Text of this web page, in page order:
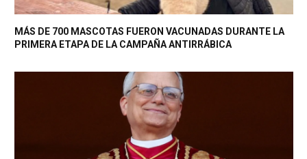
MÁS DE 700 MASCOTAS FUERON VACUNADAS DURANTE LA
PRIMERA ETAPA DE LA CAMPAÑA ANTIRRÁBICA